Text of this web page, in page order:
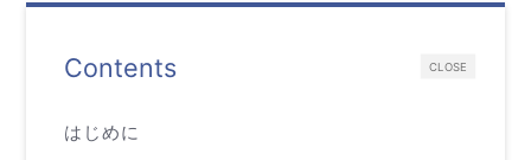
CLOSE
Contents
はじめに